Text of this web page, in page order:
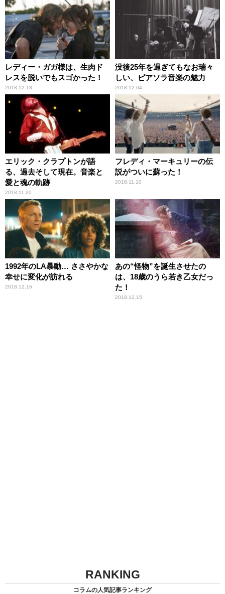
レディー・ガガ様は、生肉ド
レスを脱いでもスゴかった！
2018.12.18
没後25年を過ぎてもなお瑞々
しい、ピアソラ音楽の魅力
2018.12.04
エリック・クラプトンが語
る、過去そして現在。音楽と
愛と魂の軌跡
2018.11.20
フレディ・マーキュリーの伝
説がついに蘇った！
2018.11.10
1992年のLA暴動… ささやかな
幸せに変化が訪れる
2018.12.16
あの“怪物”を誕生させたの
は、18歳のうら若き乙女だっ
た！
2018.12.15
RANKING
コラムの人気記事ランキング